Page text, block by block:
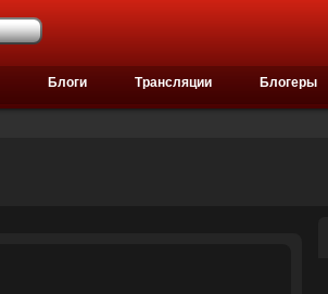
Блоги Трансляции Блогеры